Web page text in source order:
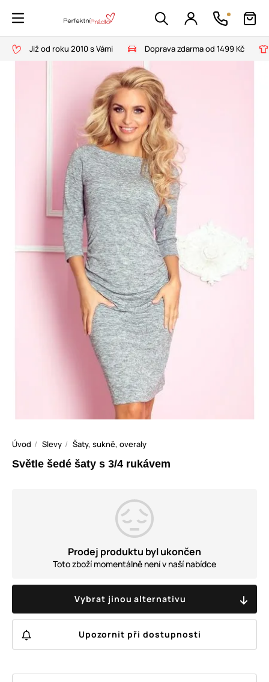
Již od roku 2010 s Vámi Doprava zdarma od 1499 Kč
Úvod Slevy Šaty, sukně, overaly
Světle šedé šaty s 3/4 rukávem
Prodej produktu byl ukončen
Toto zboží momentálně není v naší nabídce
Vybrat jinou alternativu
Upozornit při dostupnosti